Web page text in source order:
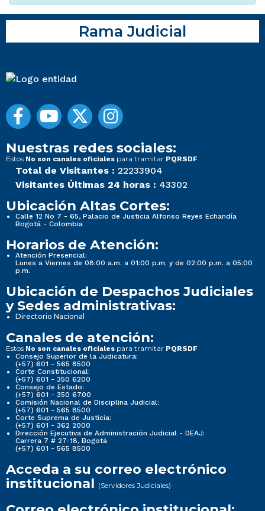
Rama Judicial
Nuestras redes sociales:
Estos No son canales oficiales para tramitar PQRSDF
Total de Visitantes : 22233904
Visitantes Últimas 24 horas : 43302
Ubicación Altas Cortes:
Calle 12 No 7 - 65, Palacio de Justicia Alfonso Reyes Echandía
Bogotá - Colombia
Horarios de Atención:
Atención Presencial:
Lunes a Viernes de 08:00 a.m. a 01:00 p.m. y de 02:00 p.m. a 05:00
p.m.
Ubicación de Despachos Judiciales
y Sedes administrativas:
Directorio Nacional
Canales de atención:
Estos No son canales oficiales para tramitar PQRSDF
Consejo Superior de la Judicatura:
(+57) 601 - 565 8500
Corte Constitucional:
(+57) 601 - 350 6200
Consejo de Estado:
(+57) 601 - 350 6700
Comisión Nacional de Disciplina Judicial:
(+57) 601 - 565 8500
Corte Suprema de Justicia:
(+57) 601 - 362 2000
Dirección Ejecutiva de Administración Judicial - DEAJ:
Carrera 7 # 27-18, Bogotá
(+57) 601 - 565 8500
Acceda a su correo electrónico
institucional (Servidores Judiciales)